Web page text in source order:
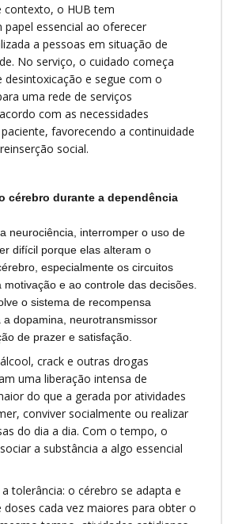
contexto, o HUB tem
papel essencial ao oferecer
a pessoas em situação de
No serviço, o cuidado começa
e segue com o
uma rede de serviços
com as necessidades
favorecendo a continuidade
social.
cérebro durante a dependência
neurociência, interromper o uso de
difícil porque elas alteram o
especialmente os circuitos
motivação e ao controle das decisões.
o sistema de recompensa
dopamina, neurotransmissor
de prazer e satisfação.
crack e outras drogas
uma liberação intensa de
do que a gerada por atividades
conviver socialmente ou realizar
do dia a dia. Com o tempo, o
a substância a algo essencial
tolerância: o cérebro se adapta e
doses cada vez maiores para obter o